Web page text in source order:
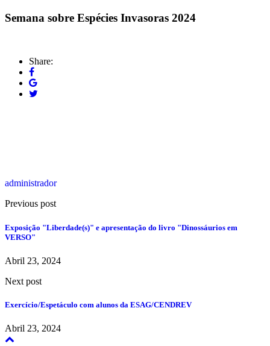
Semana sobre Espécies Invasoras 2024
Share:
administrador
Previous post
Exposição "Liberdade(s)" e apresentação do livro "Dinossáurios em
VERSO"
Abril 23, 2024
Next post
Exercício/Espetáculo com alunos da ESAG/CENDREV
Abril 23, 2024